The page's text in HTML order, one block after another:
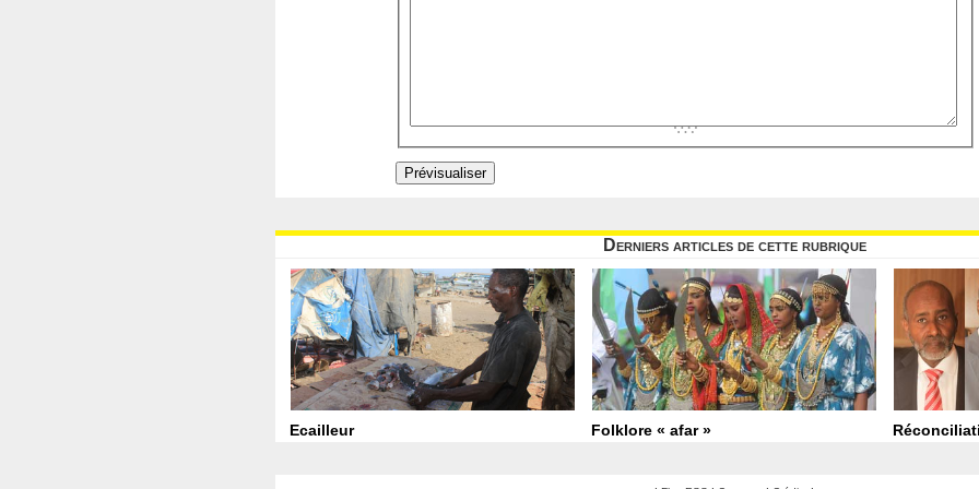
Derniers articles de cette rubrique
Ecailleur Folklore « afar »